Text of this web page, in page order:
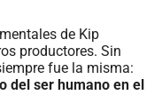
de Kip
productores. Sin
fue la misma:
del ser humano en el